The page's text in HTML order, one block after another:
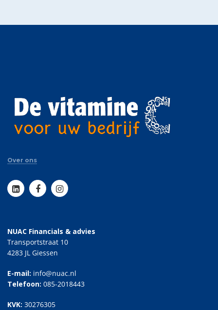
Over ons
NUAC Financials & advies
Transportstraat 10
4283 JL Giessen
E-mail: info@nuac.nl
Telefoon: 085-2018443
KVK: 30276305